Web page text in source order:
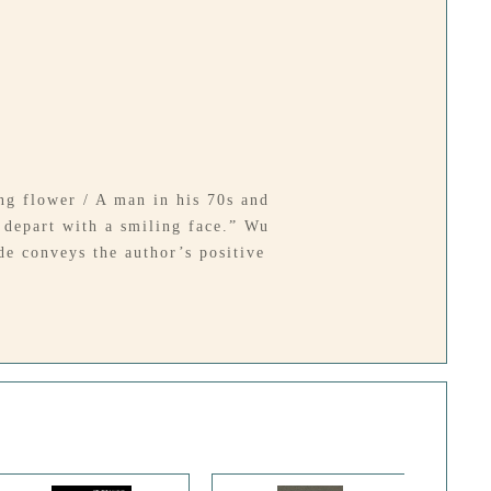
flower / A man in his 70s and
with a smiling face.” Wu
conveys the author’s positive